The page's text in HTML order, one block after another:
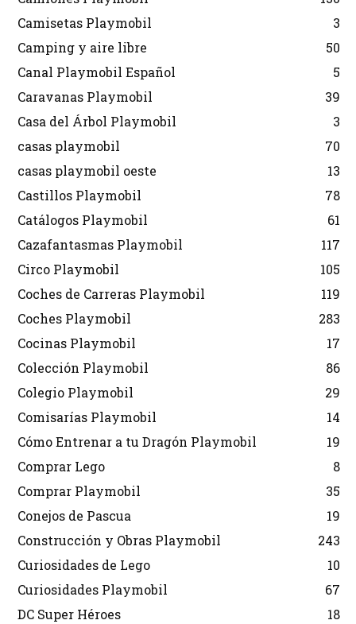
Camisetas Playmobil
3
Camping y aire libre
50
Canal Playmobil Español
5
Caravanas Playmobil
39
Casa del Árbol Playmobil
3
casas playmobil
70
casas playmobil oeste
13
Castillos Playmobil
78
Catálogos Playmobil
61
Cazafantasmas Playmobil
117
Circo Playmobil
105
Coches de Carreras Playmobil
119
Coches Playmobil
283
Cocinas Playmobil
17
Colección Playmobil
86
Colegio Playmobil
29
Comisarías Playmobil
14
Cómo Entrenar a tu Dragón Playmobil
19
Comprar Lego
8
Comprar Playmobil
35
Conejos de Pascua
19
Construcción y Obras Playmobil
243
Curiosidades de Lego
10
Curiosidades Playmobil
67
DC Super Héroes
18